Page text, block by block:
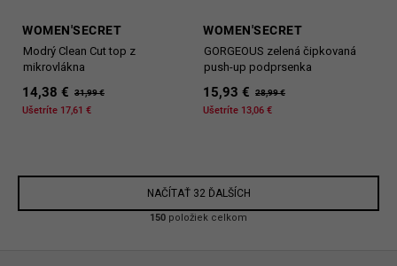
WOMEN'SECRET
Modrý Clean Cut top z
mikrovlákna
14,38 € 31,99 €
Ušetríte 17,61 €
WOMEN'SECRET
GORGEOUS zelená čipkovaná
push-up podprsenka
15,93 € 28,99 €
Ušetríte 13,06 €
O
NAČÍTAŤ 32 ĎALŠÍCH
150 položiek celkom